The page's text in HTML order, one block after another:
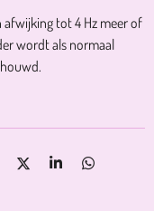
afwijking tot 4 Hz meer of
wordt als normaal
D
S
D